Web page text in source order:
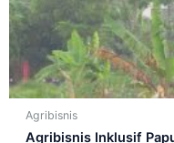
Agribisnis
Agribisnis Inklusif